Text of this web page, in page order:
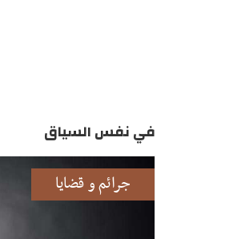
في نفس السياق
جرائم و قضايا